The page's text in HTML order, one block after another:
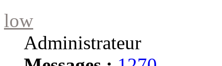
low
Administrateur